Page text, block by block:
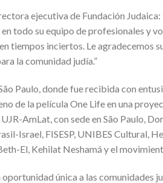
ejecutiva de Fundación
en todo su equipo de profesionales y
tiempos inciertos. Le agradecemos
la comunidad judía.”
Paulo, donde fue recibida con
de la película One Life en una
AmLat, con sede en São Paulo,
Israel, FISESP, UNIBES Cultural,
El, Kehilat Neshamá y el
única a las comunidades